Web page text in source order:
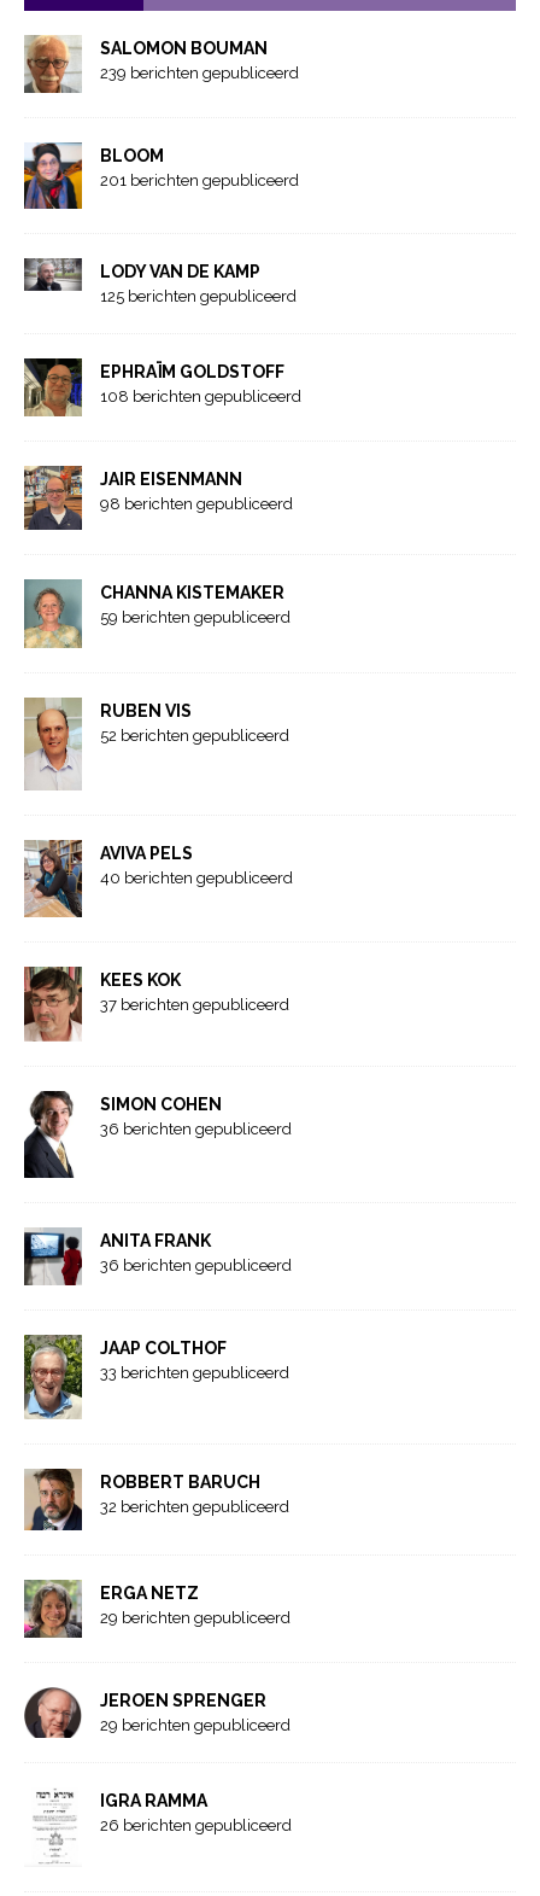
SALOMON BOUMAN
239 berichten gepubliceerd
BLOOM
201 berichten gepubliceerd
LODY VAN DE KAMP
125 berichten gepubliceerd
EPHRAÏM GOLDSTOFF
108 berichten gepubliceerd
JAIR EISENMANN
98 berichten gepubliceerd
CHANNA KISTEMAKER
59 berichten gepubliceerd
RUBEN VIS
52 berichten gepubliceerd
AVIVA PELS
40 berichten gepubliceerd
KEES KOK
37 berichten gepubliceerd
SIMON COHEN
36 berichten gepubliceerd
ANITA FRANK
36 berichten gepubliceerd
JAAP COLTHOF
33 berichten gepubliceerd
ROBBERT BARUCH
32 berichten gepubliceerd
ERGA NETZ
29 berichten gepubliceerd
JEROEN SPRENGER
29 berichten gepubliceerd
IGRA RAMMA
26 berichten gepubliceerd